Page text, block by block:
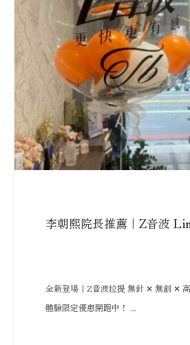
李朝熙院長推薦｜Z音波
全新登場｜Z音波拉提 無針 ✕ 無創 ✕
體驗限定優惠開跑中！ ...